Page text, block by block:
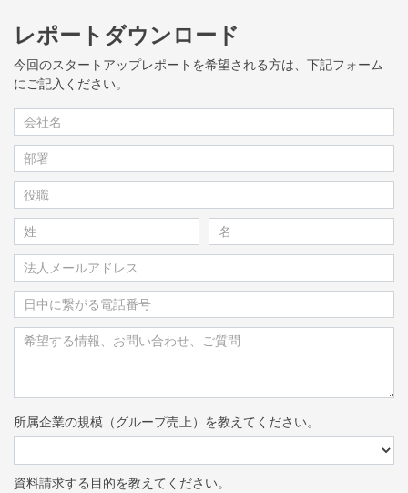
レポートダウンロード
今回のスタートアップレポートを希望される方は、下記フォーム
にご記入ください。
所属企業の規模（グループ売上）を教えてください。
資料請求する目的を教えてください。